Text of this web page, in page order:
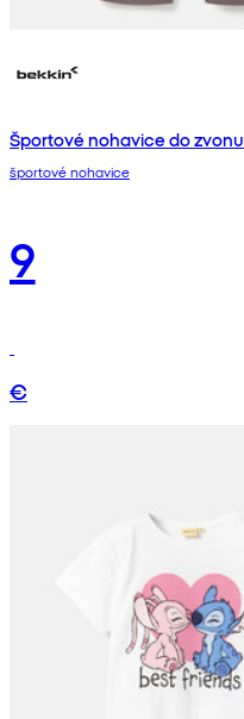
Športové nohavice do zvonu
športové nohavice
9
€